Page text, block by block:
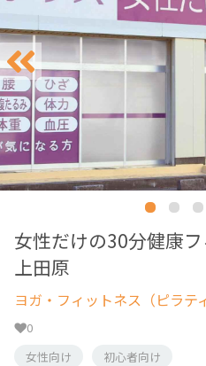
女性だけの30分健康
上田原
ヨガ・フィットネス（ピラテ
0
女性向け
初心者向け